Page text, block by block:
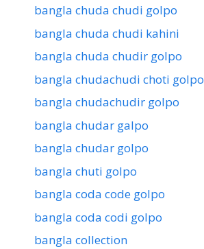
bangla chuda chudi golpo
bangla chuda chudi kahini
bangla chuda chudir golpo
bangla chudachudi choti golpo
bangla chudachudir golpo
bangla chudar galpo
bangla chudar golpo
bangla chuti golpo
bangla coda code golpo
bangla coda codi golpo
bangla collection